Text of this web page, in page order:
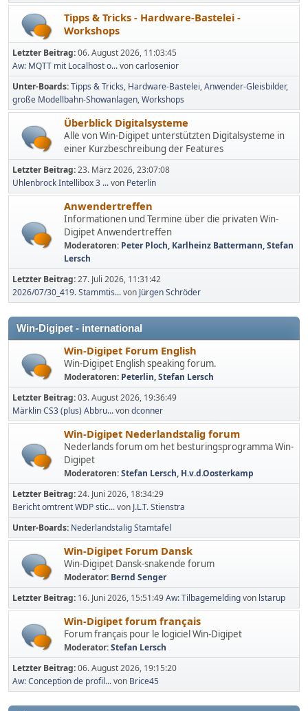
Tipps & Tricks - Hardware-Bastelei -
Workshops
Letzter Beitrag:06. August 2026, 11:03:45
Aw: MQTT mit Localhost o...voncarlosenior
Unter-Boards Tipps & Tricks Hardware-Bastelei Anwender-Gleisbilder,
große Modellbahn-Showanlagen Workshops
Überblick Digitalsysteme
Alle von Win-Digipet unterstützten Digitalsysteme in
einer Kurzbeschreibung der Features
Letzter Beitrag:23. März 2026, 23:07:08
Uhlenbrock Intellibox 3 ...von Peterlin
Anwendertreffen
Informationen und Termine über die privaten Win-
Digipet Anwendertreffen
Moderatoren: Peter Ploch, Karlheinz Battermann,Stefan
Lersch
Letzter Beitrag:27. Juli 2026, 11:31:42
2026/07/30_419. Stammtis...von Jürgen Schröder
Win-Digipet - international
Win-Digipet Forum English
Win-Digipet English speaking forum.
Moderatoren: Peterlin,Stefan Lersch
Letzter Beitrag:03. August 2026, 19:36:49
Märklin CS3 (plus) Abbru...vondconner
Win-Digipet Nederlandstalig forum
Nederlands forum om het besturingsprogramma Win-
Digipet
Moderatoren:Stefan Lersch, H.v.d.Oosterkamp
Letzter Beitrag:24. Juni 2026, 18:34:29
Bericht omtrent WDP stic...von J.L.T. Stienstra
Unter-Boards Nederlandstalig Stamtafel
Win-Digipet Forum Dansk
Win-Digipet Dansk-snakende forum
Moderator: Bernd Senger
Letzter Beitrag: 16. Juni 2026, 15:51:49Aw: Tilbagemeldingvon lstarup
Win-Digipet forum français
Forum français pour le logiciel Win-Digipet
Moderator:Stefan Lersch
Letzter Beitrag:06. August 2026, 19:15:20
Aw: Conception de profil...von Brice45